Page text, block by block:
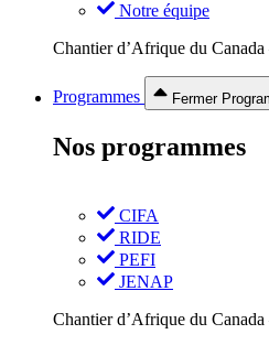
Notre équipe
Chantier d’Afrique du
Programmes Fermer
Nos programmes
CIFA
RIDE
PEFI
JENAP
Chantier d’Afrique du